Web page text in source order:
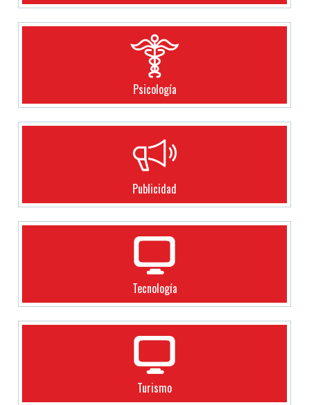
Psicología
Publicidad
Tecnología
Turismo